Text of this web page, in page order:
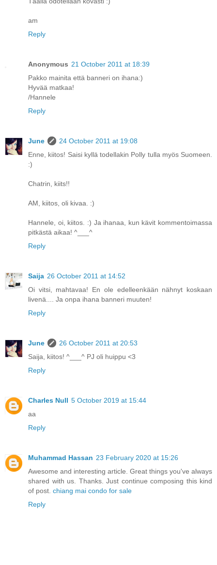
am
Reply
Anonymous 21 October 2011 at 18:39
Pakko mainita että banneri on ihana:)
Hyvää matkaa!
/Hannele
Reply
June
24 October 2011 at 19:08
Enne, kiitos! Saisi kyllä todellakin Polly tulla myös Suomeen.
:)
Chatrin, kiits!!
AM, kiitos, oli kivaa. :)
Hannele, oi, kiitos. :) Ja ihanaa, kun kävit kommentoimassa
pitkästä aikaa! ^___^
Reply
Saija 26 October 2011 at 14:52
Oi vitsi, mahtavaa! En ole edelleenkään nähnyt koskaan
livenä.... Ja onpa ihana banneri muuten!
Reply
June
26 October 2011 at 20:53
Saija, kiitos! ^___^ PJ oli huippu <3
Reply
Charles Null 5 October 2019 at 15:44
aa
Reply
Muhammad Hassan 23 February 2020 at 15:26
Awesome and interesting article. Great things you've always
shared with us. Thanks. Just continue composing this kind
of post. chiang mai condo for sale
Reply